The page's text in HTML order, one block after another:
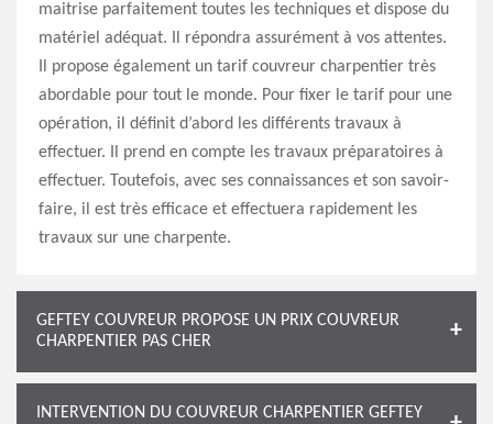
maitrise parfaitement toutes les techniques et dispose du
matériel adéquat. Il répondra assurément à vos attentes.
Il propose également un tarif couvreur charpentier très
abordable pour tout le monde. Pour fixer le tarif pour une
opération, il définit d’abord les différents travaux à
effectuer. Il prend en compte les travaux préparatoires à
effectuer. Toutefois, avec ses connaissances et son savoir-
faire, il est très efficace et effectuera rapidement les
travaux sur une charpente.
GEFTEY COUVREUR PROPOSE UN PRIX COUVREUR
CHARPENTIER PAS CHER
INTERVENTION DU COUVREUR CHARPENTIER GEFTEY